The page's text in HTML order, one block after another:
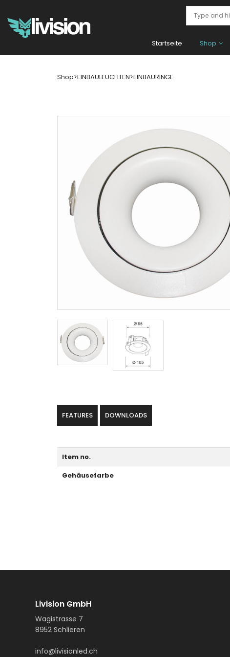
Startseite Shop
Shop>EINBAULEUCHTEN>EINBAURINGE
FEATURES DOWNLOADS
Item no.
Gehäusefarbe
Livision GmbH
Wagistrasse 7
8952 Schlieren
info@livisionled.ch